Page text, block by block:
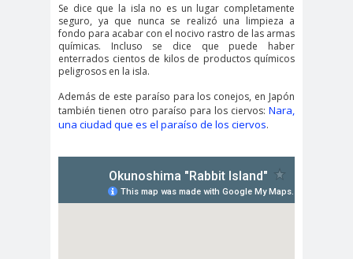
Se dice que la isla no es un lugar completamente
seguro, ya que nunca se realizó una limpieza a
fondo para acabar con el nocivo rastro de las armas
químicas. Incluso se dice que puede haber
enterrados cientos de kilos de productos químicos
peligrosos en la isla.
Además de este paraíso para los conejos, en Japón
también tienen otro paraíso para los ciervos: Nara,
una ciudad que es el paraíso de los ciervos.